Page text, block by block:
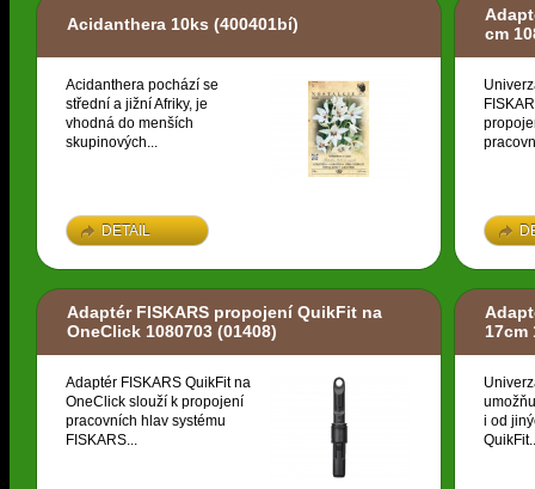
Acidanthera 10ks (400401bí)
Acidanthera pochází se
střední a jižní Afriky, je
vhodná do menších
skupinových...
DETAIL
cm
Adaptér FISKARS propojení QuikFit na
OneClick 1080703 (01408)
Adaptér FISKARS QuikFit na
OneClick slouží k propojení
pracovních hlav systému
FISKARS...
17cm
i od